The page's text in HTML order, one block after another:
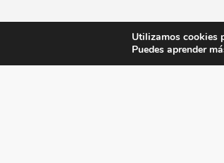
Utilizamos cookies
Puedes aprender